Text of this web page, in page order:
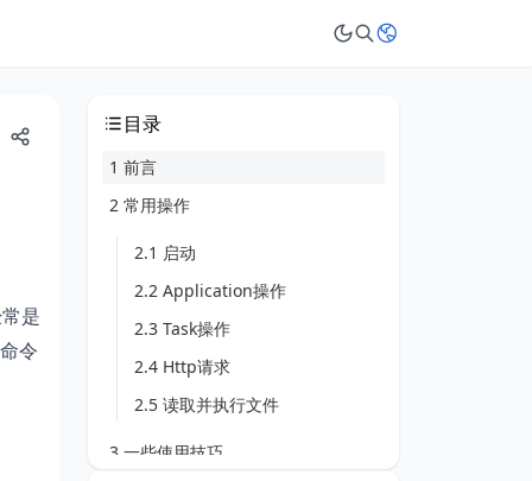
是
令
目录
1 前言
2 常用操作
2.1 启动
2.2 Application操作
2.3 Task操作
2.4 Http请求
2.5 读取并执行文件
3 一些使用技巧